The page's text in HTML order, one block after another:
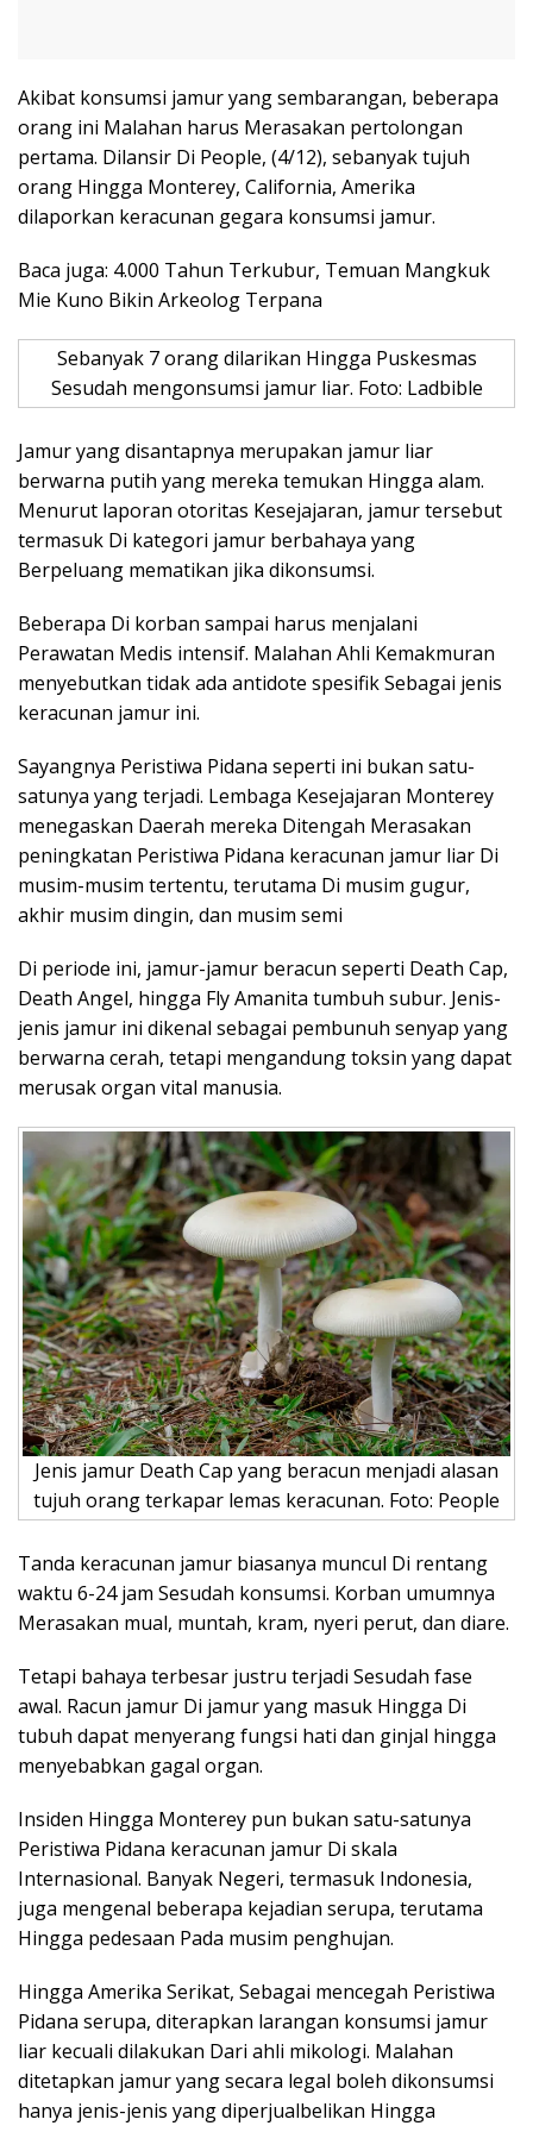
Akibat konsumsi jamur yang sembarangan, beberapa
orang ini Malahan harus Merasakan pertolongan
pertama. Dilansir Di People, (4/12), sebanyak tujuh
orang Hingga Monterey, California, Amerika
dilaporkan keracunan gegara konsumsi jamur.
Baca juga: 4.000 Tahun Terkubur, Temuan Mangkuk
Mie Kuno Bikin Arkeolog Terpana
Sebanyak 7 orang dilarikan Hingga Puskesmas
Sesudah mengonsumsi jamur liar. Foto: Ladbible
Jamur yang disantapnya merupakan jamur liar
berwarna putih yang mereka temukan Hingga alam.
Menurut laporan otoritas Kesejajaran, jamur tersebut
termasuk Di kategori jamur berbahaya yang
Berpeluang mematikan jika dikonsumsi.
Beberapa Di korban sampai harus menjalani
Perawatan Medis intensif. Malahan Ahli Kemakmuran
menyebutkan tidak ada antidote spesifik Sebagai jenis
keracunan jamur ini.
Sayangnya Peristiwa Pidana seperti ini bukan satu-
satunya yang terjadi. Lembaga Kesejajaran Monterey
menegaskan Daerah mereka Ditengah Merasakan
peningkatan Peristiwa Pidana keracunan jamur liar Di
musim-musim tertentu, terutama Di musim gugur,
akhir musim dingin, dan musim semi
Di periode ini, jamur-jamur beracun seperti Death Cap,
Death Angel, hingga Fly Amanita tumbuh subur. Jenis-
jenis jamur ini dikenal sebagai pembunuh senyap yang
berwarna cerah, tetapi mengandung toksin yang dapat
merusak organ vital manusia.
Jenis jamur Death Cap yang beracun menjadi alasan
tujuh orang terkapar lemas keracunan. Foto: People
Tanda keracunan jamur biasanya muncul Di rentang
waktu 6-24 jam Sesudah konsumsi. Korban umumnya
Merasakan mual, muntah, kram, nyeri perut, dan diare.
Tetapi bahaya terbesar justru terjadi Sesudah fase
awal. Racun jamur Di jamur yang masuk Hingga Di
tubuh dapat menyerang fungsi hati dan ginjal hingga
menyebabkan gagal organ.
Insiden Hingga Monterey pun bukan satu-satunya
Peristiwa Pidana keracunan jamur Di skala
Internasional. Banyak Negeri, termasuk Indonesia,
juga mengenal beberapa kejadian serupa, terutama
Hingga pedesaan Pada musim penghujan.
Hingga Amerika Serikat, Sebagai mencegah Peristiwa
Pidana serupa, diterapkan larangan konsumsi jamur
liar kecuali dilakukan Dari ahli mikologi. Malahan
ditetapkan jamur yang secara legal boleh dikonsumsi
hanya jenis-jenis yang diperjualbelikan Hingga